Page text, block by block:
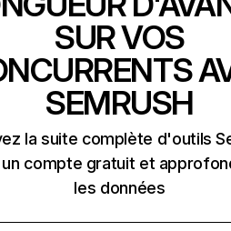
SUR VOS
SEMRUSH
la suite complète d'outils
compte gratuit et
les données